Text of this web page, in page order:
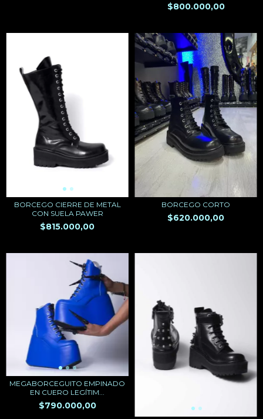
$800.000,00
BORCEGO CIERRE DE METAL
CON SUELA PAWER
$815.000,00
BORCEGO CORTO
$620.000,00
MEGABORCEGUITO EMPINADO
EN CUERO LEGÍTIM...
$790.000,00